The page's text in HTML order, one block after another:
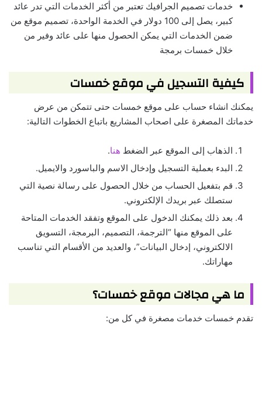
خدمات تصميم الجرافيك تعتبر من أكثر الخدمات التي تدر عائد
كبير، يصل إلى 100 دولار في الخدمة الواحدة، تصميم موقع من
ضمن الخدمات التي يمكن الحصول منها على عائد وفير من
خلال خمسات برمجة
كيفية التسجيل في موقع خمسات
يمكنك انشاء حساب على موقع خمسات حتى تتمكن من عرض
خدماتك المصغرة على اصحاب المشاريع باتباع الخطوات التالية:
الذهاب إلى الموقع عبر الضغط هنا.
البدء بعملية التسجيل وإدخال الاسم والباسورد والايميل.
قم بتفعيل الحساب من خلال الحصول على رسالة نصية التي
ستصلك عبر بريدك الإلكتروني.
بعد ذلك يمكنك الدخول على الموقع وتفقد الخدمات المتاحة
على الموقع منها “الترجمة، التصميم، البرمجة، التسويق
الالكتروني، إدخال البيانات”، والعديد من الأقسام التي تناسب
مهاراتك.
ما هي مجالات موقع خمسات؟
تقدم خمسات خدمات مصغرة في كل من: